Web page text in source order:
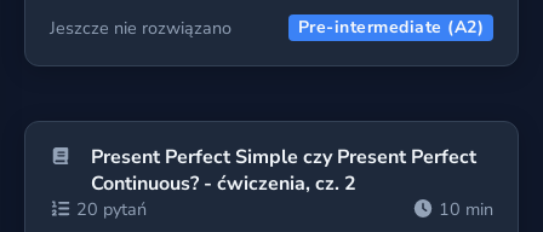
Jeszcze nie rozwiązano Pre-intermediate (A2)
Present Perfect Simple czy Present Perfect
Continuous? - ćwiczenia, cz. 2
20 pytań 10 min